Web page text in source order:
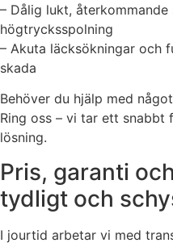
– Dålig lukt,
högtrycksspolning
– Akuta läcksökningar och
skada
Behöver du hjälp med
Ring oss – vi tar ett snabbt
lösning.
Pris, garanti
tydligt och
I jourtid arbetar vi med